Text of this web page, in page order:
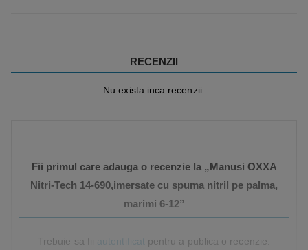
RECENZII
Nu exista inca recenzii.
Fii primul care adauga o recenzie la „Manusi OXXA
Nitri-Tech 14-690,imersate cu spuma nitril pe palma,
marimi 6-12”
Trebuie sa fii autentificat pentru a publica o recenzie.